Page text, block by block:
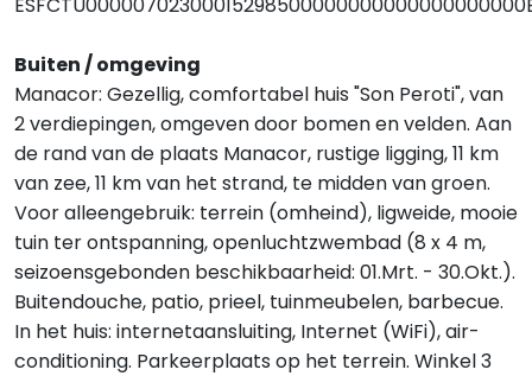
Buiten / omgeving
Manacor: Gezellig, comfortabel huis "Son Peroti", van
2 verdiepingen, omgeven door bomen en velden. Aan
de rand van de plaats Manacor, rustige ligging, 11 km
van zee, 11 km van het strand, te midden van groen.
Voor alleengebruik: terrein (omheind), ligweide, mooie
tuin ter ontspanning, openluchtzwembad (8 x 4 m,
seizoensgebonden beschikbaarheid: 01.Mrt. - 30.Okt.).
Buitendouche, patio, prieel, tuinmeubelen, barbecue.
In het huis: internetaansluiting, Internet (WiFi), air-
conditioning. Parkeerplaats op het terrein. Winkel 3